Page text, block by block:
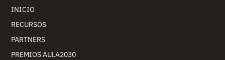
INICIO
RECURSOS
PARTNERS
PREMIOS AULA2030